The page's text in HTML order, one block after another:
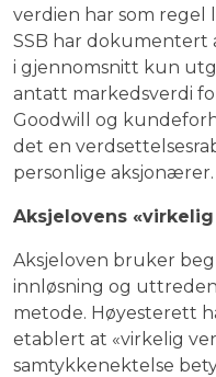
verdien har som regel
SSB har dokumentert
i gjennomsnitt kun
antatt markedsverdi
Goodwill og
det en
personlige aksjonærer.
Aksjelovens
Aksjeloven bruker
innløsning og
metode. Høyesterett
etablert at «virkelig
samtykkenektelse